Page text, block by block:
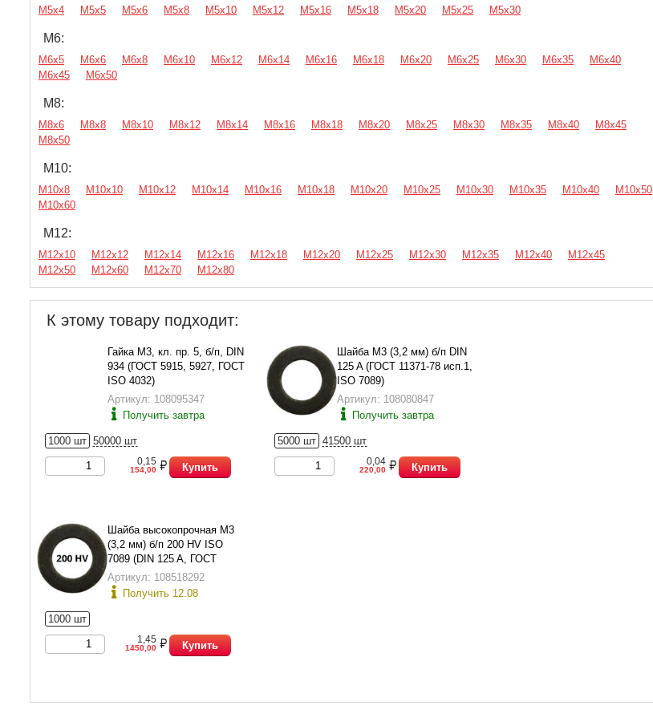
М5х4 М5х5 М5х6 М5х8 М5х10 М5х12 М5х16 М5х18 М5х20 М5х25 М5х30
М6:
М6х5 М6х6 М6х8 М6х10 М6х12 М6х14 М6х16 М6х18 М6х20 М6х25 М6х30 М6х35
М6х40
М6х45
М6х50
М8:
М8х6 М8х8 М8х10 М8х12 М8х14 М8х16 М8х18 М8х20 М8х25 М8х30 М8х35 М8х40
М8х45
М8х50
М10:
М10х8 М10х10 М10х12 М10х14 М10х16 М10х18 М10х20 М10х25 М10х30 М10х35 М10х40
М10х50
М10х60
М12:
М12х10 М12х12 М12х14 М12х16 М12х18 М12х20 М12х25 М12х30 М12х35 М12х40
М12х45
М12х50
М12х60 М12х70 М12х80
К этому товару подходит:
Гайка М3, кл. пр. 5, б/п, DIN
934 (ГОСТ 5915, 5927, ГОСТ
ISO 4032)
Артикул: 108095347
Получить завтра
1000 шт 50000 шт
0,15
154,00 Купить
Шайба М3 (3,2 мм) б/п DIN
125 A (ГОСТ 11371-78 исп.1,
ISO 7089)
Артикул: 108080847
Получить завтра
5000 шт 41500 шт
0,04
220,00 Купить
Шайба высокопрочная М3
(3,2 мм) б/п 200 HV ISO
7089 (DIN 125 A, ГОСТ
11371-78 исп.1)
Артикул: 108518292
Получить 12.08
1000 шт
1,45
1450,00 Купить